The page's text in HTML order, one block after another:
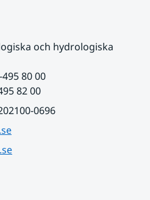
och hydrologiska
80 00
82 00
0696